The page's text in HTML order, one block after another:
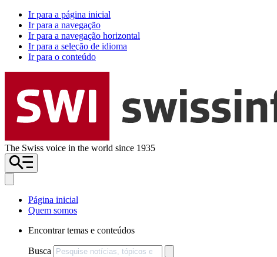
Ir para a página inicial
Ir para a navegação
Ir para a navegação horizontal
Ir para a seleção de idioma
Ir para o conteúdo
The Swiss voice in the world since 1935
Página inicial
Quem somos
Encontrar temas e conteúdos
Busca